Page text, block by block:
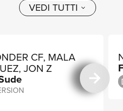
VEDI TUTTI
CF, MALA
JON Z